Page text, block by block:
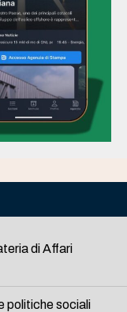
di Affari
politiche sociali